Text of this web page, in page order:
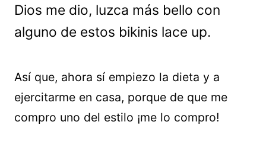
Dios me dio, luzca más bello con
alguno de estos bikinis lace up.
Así que, ahora sí empiezo la dieta y a
ejercitarme en casa, porque de que me
compro uno del estilo ¡me lo compro!